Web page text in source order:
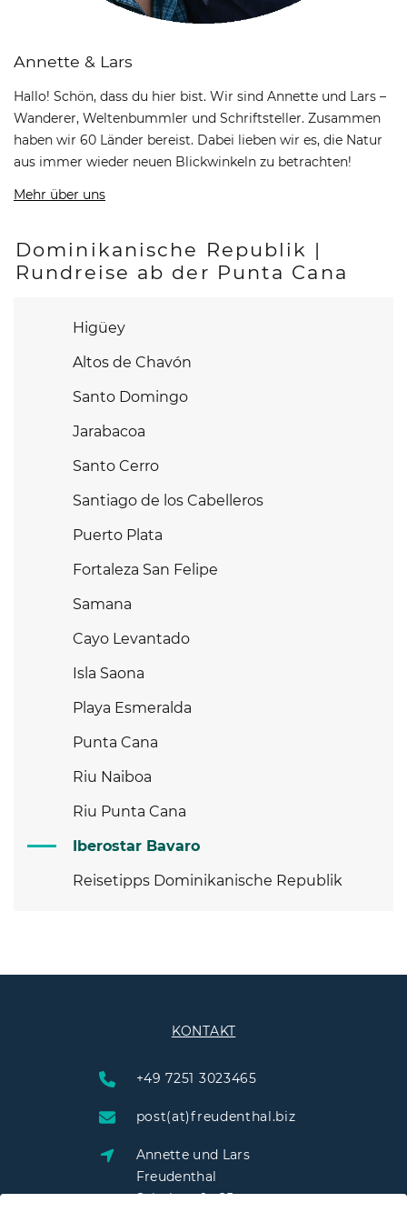
Annette & Lars
Hallo! Schön, dass du hier bist. Wir sind Annette und Lars –
Wanderer, Weltenbummler und Schriftsteller. Zusammen
haben wir 60 Länder bereist. Dabei lieben wir es, die Natur
aus immer wieder neuen Blickwinkeln zu betrachten!
Mehr über uns
Dominikanische Republik |
Rundreise ab der Punta Cana
Higüey
Altos de Chavón
Santo Domingo
Jarabacoa
Santo Cerro
Santiago de los Cabelleros
Puerto Plata
Fortaleza San Felipe
Samana
Cayo Levantado
Isla Saona
Playa Esmeralda
Punta Cana
Riu Naiboa
Riu Punta Cana
Iberostar Bavaro
Reisetipps Dominikanische Republik
KONTAKT
+49 7251 3023465
post(at)freudenthal.biz
Annette und Lars
Freudenthal
Schulstraße 25